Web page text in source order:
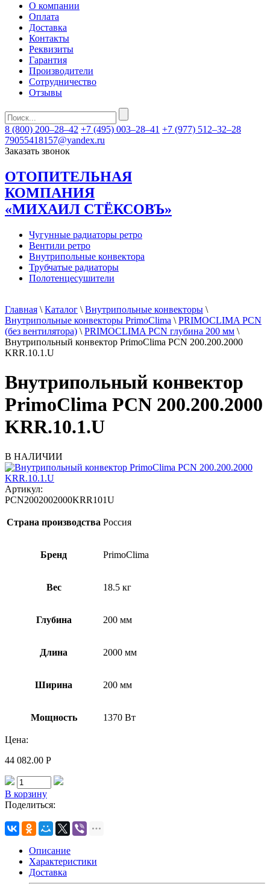
О компании
Оплата
Доставка
Контакты
Реквизиты
Гарантия
Производители
Сотрудничество
Отзывы
8 (800) 200–28–42 +7 (495) 003–28–41 +7 (977) 512–32–28
79055418157@yandex.ru
Заказать звонок
ОТОПИТЕЛЬНАЯ
КОМПАНИЯ
«МИХАИЛ СТЁКСОВЪ»
Чугунные радиаторы ретро
Вентили ретро
Внутрипольные конвектора
Трубчатые радиаторы
Полотенцесушители
Главная \ Каталог \ Внутрипольные конвекторы \
Внутрипольные конвекторы PrimoClima \ PRIMOCLIMA PCN
(без вентилятора) \ PRIMOCLIMA PCN глубина 200 мм \
Внутрипольный конвектор PrimoClima PCN 200.200.2000
KRR.10.1.U
Внутрипольный конвектор
PrimoClima PCN 200.200.2000
KRR.10.1.U
В НАЛИЧИИ
Артикул:
PCN2002002000KRR101U
Страна производства Россия
Бренд PrimoClima
Вес 18.5 кг
Глубина 200 мм
Длина 2000 мм
Ширина 200 мм
Мощность 1370 Вт
Цена:
44 082.00 Р
В корзину
Поделиться:
Описание
Характеристики
Доставка